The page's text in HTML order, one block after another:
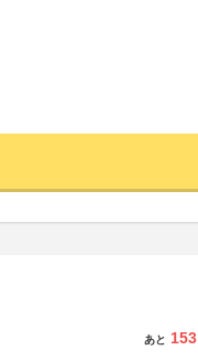
あと 153